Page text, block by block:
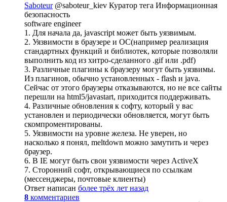
Saboteur @saboteur_kiev Куратор тега Информационная
безопасность
software engineer
1. Для начала да, javascript может быть уязвимым.
2. Уязвимости в браузере и ОС(например реализация
стандартных функций и библиотек, которые позволяли
выполнить код из хитро-сделанного .gif или .pdf)
3. Различные плагины к браузеру могут быть уязвимы.
Из плагинов, обычно установленных - flash и java.
Сейчас от этого браузеры отказываются, но не все сайты
перешли на html5/javastart, приходится поддерживать.
4. Различные обновления к софту, который у вас
установлен и периодически обновляется, могут быть
скомпроментированы.
5. Уязвимости на уровне железа. Не уверен, но
насколько я понял, meltdown можно замутить и через
браузер.
6. В IE могут быть свои уязвимости через ActiveX
7. Сторонний софт, открывающиеся по ссылкам
(мессенджеры, почтовые клиенты)
Ответ написан более трёх лет назад
8 комментариев